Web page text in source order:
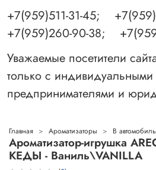
+7(959)511-31-45;
+7(959)260-90-38;
Уважаемые посетители
только с индивидуальными
предпринимателями и
Главная Ароматизаторы В автомобиль
Ароматизатор-игрушка
КЕДЫ - Ваниль\VANILLA